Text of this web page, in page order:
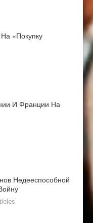
«покупку
И Франции На
Недееспособной